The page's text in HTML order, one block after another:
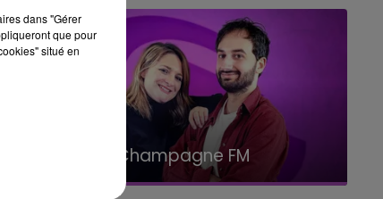
LA POP MACHINE - CHAMPAGNE FM
dans "Gérer
que pour
situé en